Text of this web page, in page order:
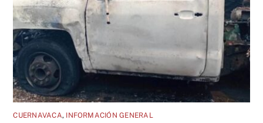
CUERNAVACA, INFORMACIÓN GENERAL